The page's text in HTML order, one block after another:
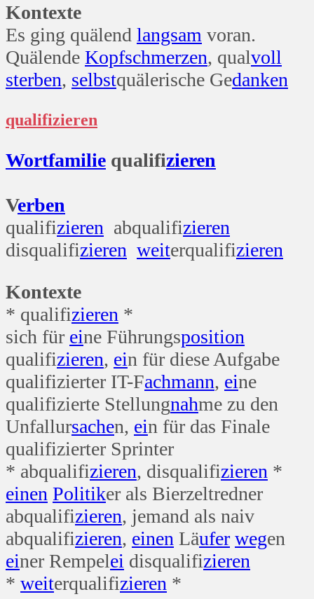
Kontexte
Es ging quälend langsam voran.
Quälende Kopfschmerzen, qualvoll
sterben, selbstquälerische Gedanken
qualifizieren
Wortfamilie qualifizieren
Verben
qualifizieren abqualifizieren
disqualifizieren weiterqualifizieren
Kontexte
* qualifizieren *
sich für eine Führungsposition
qualifizieren, ein für diese Aufgabe
qualifizierter IT-Fachmann, eine
qualifizierte Stellungnahme zu den
Unfallursachen, ein für das Finale
qualifizierter Sprinter
* abqualifizieren, disqualifizieren *
einen Politiker als Bierzeltredner
abqualifizieren, jemand als naiv
abqualifizieren, einen Läufer wegen
einer Rempelei disqualifizieren
* weiterqualifizieren *